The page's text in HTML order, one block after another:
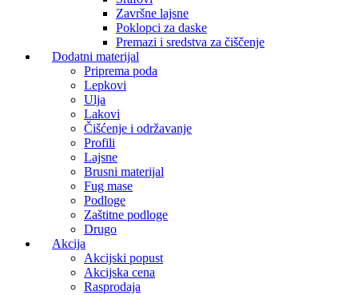
Završne lajsne
Poklopci za daske
Premazi i sredstva za čiščenje
Dodatni materijal
Priprema poda
Lepkovi
Ulja
Lakovi
Čišćenje i održavanje
Profili
Lajsne
Brusni materijal
Fug mase
Podloge
Zaštitne podloge
Drugo
Akcija
Akcijski popust
Akcijska cena
Rasprodaja